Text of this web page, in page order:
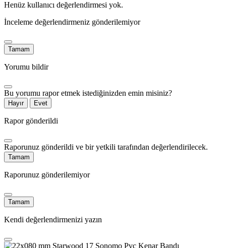
Henüz kullanıcı değerlendirmesi yok.
İnceleme değerlendirmeniz gönderilemiyor
Tamam
Yorumu bildir
Bu yorumu rapor etmek istediğinizden emin misiniz?
Hayır Evet
Rapor gönderildi
Raporunuz gönderildi ve bir yetkili tarafından değerlendirilecek.
Tamam
Raporunuz gönderilemiyor
Tamam
Kendi değerlendirmenizi yazın